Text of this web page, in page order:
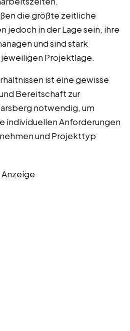
die größte zeitliche
jedoch in der Lage sein, ihre
und sind stark
Projektlage.
ist eine gewisse
Bereitschaft zur
notwendig, um
individuellen Anforderungen
und Projekttyp
Anzeige